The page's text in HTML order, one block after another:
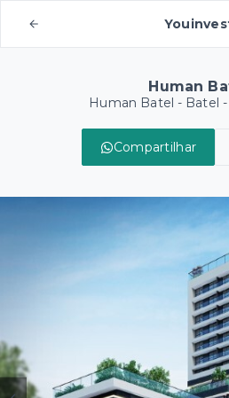
Human
Human Batel - Batel
Compartilhar